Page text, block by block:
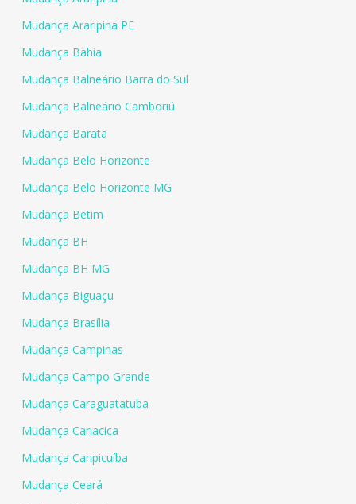
Mudança Araripina PE
Mudança Bahia
Mudança Balneário Barra do Sul
Mudança Balneário Camboriú
Mudança Barata
Mudança Belo Horizonte
Mudança Belo Horizonte MG
Mudança Betim
Mudança BH
Mudança BH MG
Mudança Biguaçu
Mudança Brasília
Mudança Campinas
Mudança Campo Grande
Mudança Caraguatatuba
Mudança Cariacica
Mudança Caripicuíba
Mudança Ceará